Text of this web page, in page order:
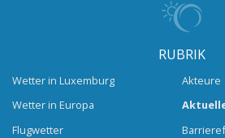
RUBRIK
Wetter in Luxemburg
Wetter in Europa
Flugwetter
Akteure